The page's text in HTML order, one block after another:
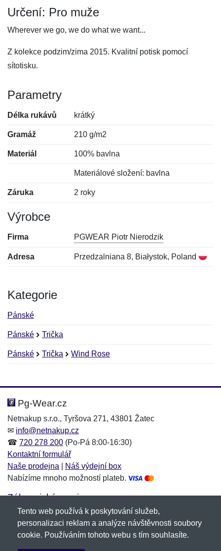
Určení: Pro muže
Wherever we go, we do what we want...
Z kolekce podzim/zima 2015. Kvalitní potisk pomocí
sítotisku.
Parametry
Délka rukávů krátký
Gramáž 210 g/m2
Materiál 100% bavlna
Materiálové složení: bavlna
Záruka 2 roky
Výrobce
Firma PGWEAR Piotr Nierodzik
Adresa Przedzalniana 8, Białystok, Poland
Kategorie
Pánské
Pánské Trička
Pánské Trička Wind Rose
Hodnocení:
Jméno: *
Zpráva*
Jméno:
E-mail:*
Pg-Wear.cz
Netnakup s.r.o., Tyršova 271, 43801 Žatec
✉ info@netnakup.cz
☎ 720 278 200 (Po-Pá 8:00-16:30)
Kontaktní formulář
Naše prodejna
Náš výdejní box
Nabízíme mnoho možností plateb.
Zákaznický servis
Novinky emailem
Tento web používá k poskytování služeb,
personalizaci reklam a analýze návštěvnosti soubory
cookie. Používáním tohoto webu s tím souhlasíte.